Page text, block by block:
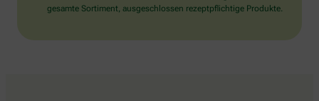
gesamte Sortiment, ausgeschlossen rezeptpflichtige Produkte.